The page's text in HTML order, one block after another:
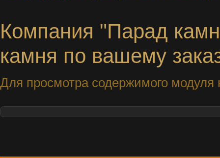
Компания "Парад
камня по вашему
Для просмотра содержимого